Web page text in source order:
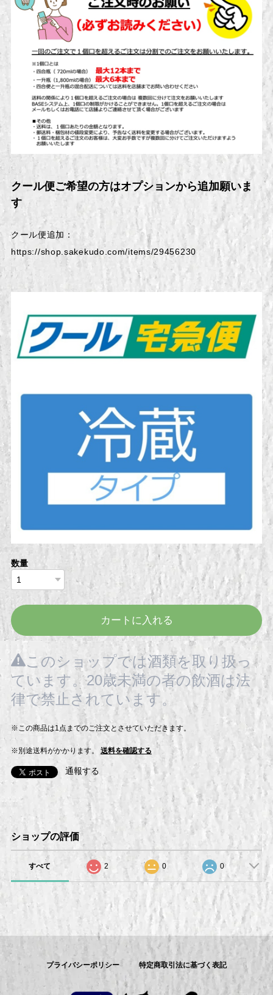
クール便ご希望の方はオプションから追加願いま
す
クール便追加：
https://shop.sakekudo.com/items/29456230
数量
カートに入れる
このショップでは酒類を取り扱っ
ています。20歳未満の者の飲酒は法
律で禁止されています。
※この商品は1点までのご注文とさせていただきます。
※別途送料がかかります。 送料を確認する
通報する
ショップの評価
すべて 2 0 0
プライバシーポリシー 特定商取引法に基づく表記